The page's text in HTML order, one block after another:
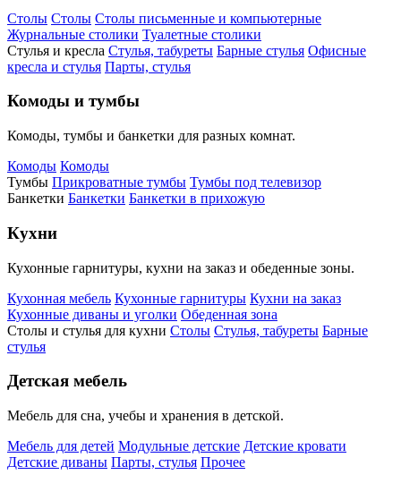
Столы Столы Столы письменные и компьютерные
Журнальные столики Туалетные столики
Стулья и кресла Стулья, табуреты Барные стулья Офисные
кресла и стулья Парты, стулья
Комоды и тумбы
Комоды, тумбы и банкетки для разных комнат.
Комоды Комоды
Тумбы Прикроватные тумбы Тумбы под телевизор
Банкетки Банкетки Банкетки в прихожую
Кухни
Кухонные гарнитуры, кухни на заказ и обеденные зоны.
Кухонная мебель Кухонные гарнитуры Кухни на заказ
Кухонные диваны и уголки Обеденная зона
Столы и стулья для кухни Столы Стулья, табуреты Барные
стулья
Детская мебель
Мебель для сна, учебы и хранения в детской.
Мебель для детей Модульные детские Детские кровати
Детские диваны Парты, стулья Прочее